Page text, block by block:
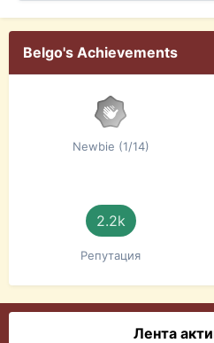
Belgo's Achievements
Newbie (1/14)
2.2k
Репутация
Лента